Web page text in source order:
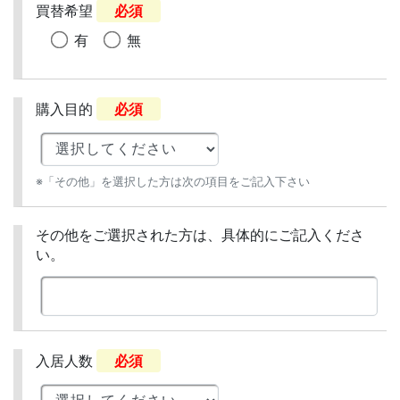
買替希望
必須
有
無
購入目的 必須
※「その他」を選択した方は次の項目をご記入下さい
その他をご選択された方は、具体的にご記入くださ
い。
入居人数 必須